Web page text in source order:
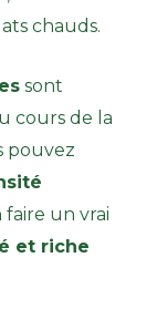
chauds.
sont
cours de la
pouvez
faire un vrai
et riche